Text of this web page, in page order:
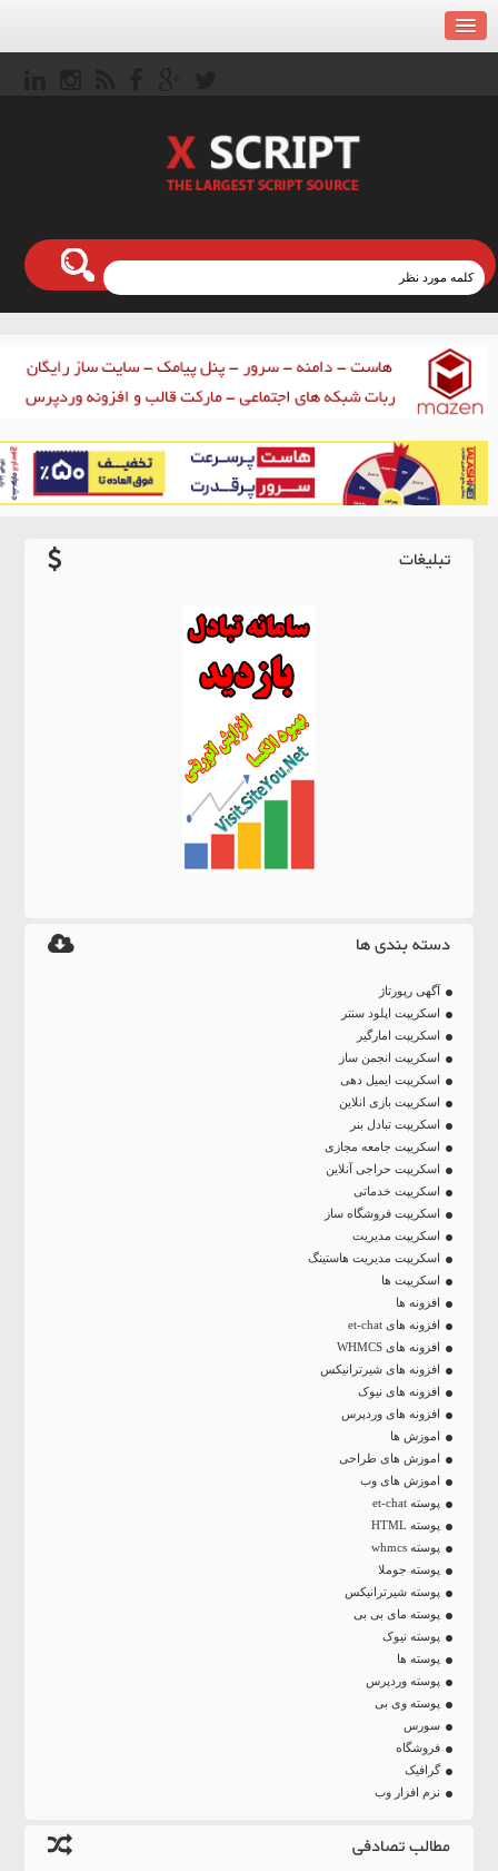
تبلیغات
دسته بندی ها
آگهی رپورتاژ
اسکریپت اپلود سنتر
اسکریپت امارگیر
اسکریپت انجمن ساز
اسکریپت ایمیل دهی
اسکریپت بازی انلاین
اسکریپت تبادل بنر
اسکریپت جامعه مجازی
اسکریپت حراجی آنلاین
اسکریپت خدماتی
اسکریپت فروشگاه ساز
اسکریپت مدیریت
اسکریپت مدیریت هاستینگ
اسکریپت ها
افزونه ها
افزونه های et-chat
افزونه های WHMCS
افزونه های شیرترانیکس
افزونه های نیوک
افزونه های وردپرس
اموزش ها
اموزش های طراحی
اموزش های وب
پوسته et-chat
پوسته HTML
پوسته whmcs
پوسته جوملا
پوسته شیرترانیکس
پوسته مای بی بی
پوسته نیوک
پوسته ها
پوسته وردپرس
پوسته وی بی
سورس
فروشگاه
گرافیک
نرم افزار وب
مطالب تصادفی